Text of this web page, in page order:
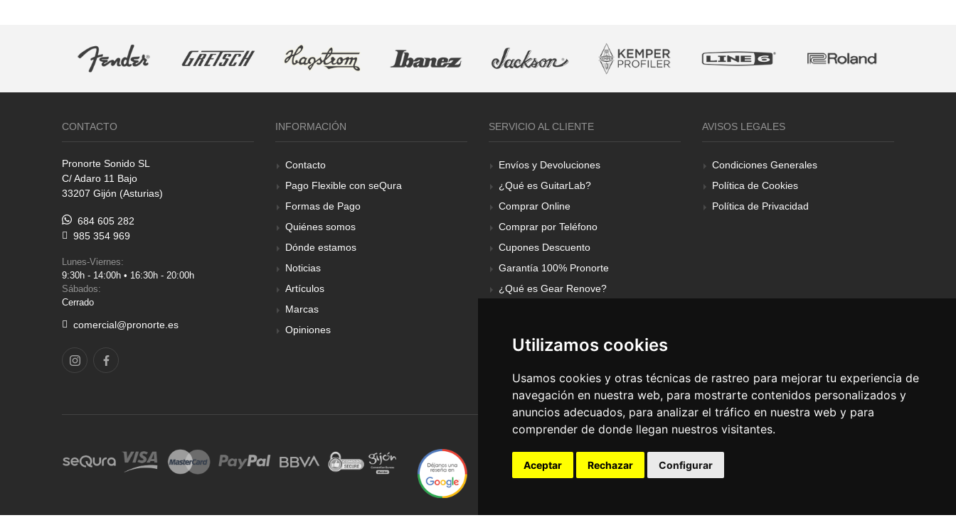
Utilizamos cookies
Usamos cookies y otras técnicas de rastreo para mejorar tu experiencia de
navegación en nuestra web, para mostrarte contenidos personalizados y
anuncios adecuados, para analizar el tráfico en nuestra web y para
comprender de donde llegan nuestros visitantes.
Aceptar Rechazar Configurar
CONTACTO
Pronorte Sonido SL
C/ Adaro 11 Bajo
33207 Gijón (Asturias)
684 605 282
985 354 969
Lunes-Viernes:
9:30h - 14:00h • 16:30h - 20:00h
Sábados:
Cerrado
comercial@pronorte.es
INFORMACIÓN
Contacto
Pago Flexible con seQura
Formas de Pago
Quiénes somos
Dónde estamos
Noticias
Artículos
Marcas
Opiniones
SERVICIO AL CLIENTE
Envíos y Devoluciones
¿Qué es GuitarLab?
Comprar Online
Comprar por Teléfono
Cupones Descuento
Garantía 100% Pronorte
¿Qué es Gear Renove?
AVISOS LEGALES
Condiciones Generales
Política de Cookies
Política de Privacidad
© Pronorte Sonido SL. Todos los derechos reservados.